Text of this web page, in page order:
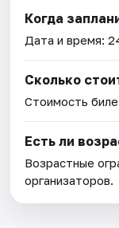
Когда
Дата и время:
Сколько
Стоимость
Есть ли
Возрастные
организаторов.